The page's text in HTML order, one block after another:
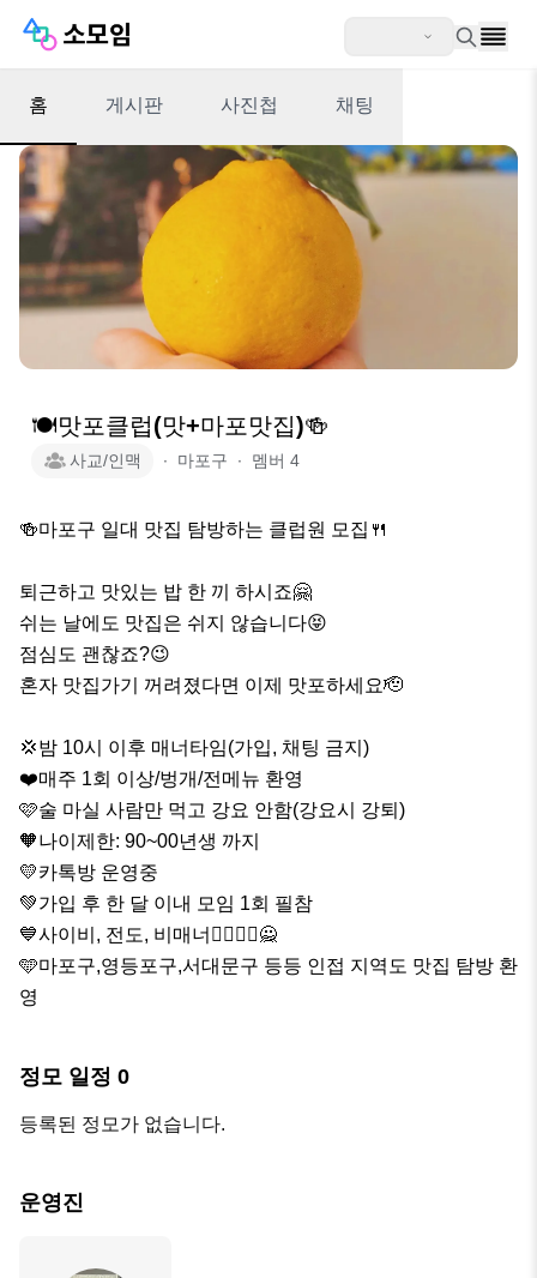
홈 게시판 사진첩 채팅
🍽맛포클럽(맛+마포맛집)🍻
사교/인맥 ∙ 마포구 ∙ 멤버 4
🍻마포구 일대 맛집 탐방하는 클럽원 모집🍴
퇴근하고 맛있는 밥 한 끼 하시죠🤗
쉬는 날에도 맛집은 쉬지 않습니다😝
점심도 괜찮죠?😉
혼자 맛집가기 꺼려졌다면 이제 맛포하세요🫡
💢밤 10시 이후 매너타임(가입, 채팅 금지)
❤️매주 1회 이상/벙개/전메뉴 환영
🩷술 마실 사람만 먹고 강요 안함(강요시 강퇴)
🧡나이제한: 90~00년생 까지
💛카톡방 운영중
💚가입 후 한 달 이내 모임 1회 필참
💙사이비, 전도, 비매너🙅‍♂️🙅‍♀️🙅
🩵마포구,영등포구,서대문구 등등 인접 지역도 맛집 탐방 환
영
정모 일정 0
등록된 정모가 없습니다.
운영진